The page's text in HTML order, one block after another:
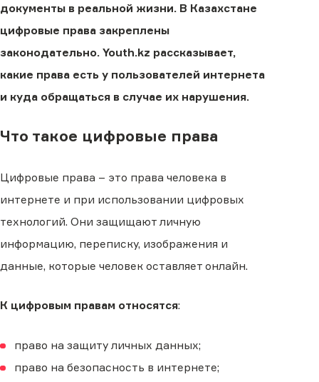
документы в реальной жизни. В Казахстане
цифровые права закреплены
законодательно. Youth.kz рассказывает,
какие права есть у пользователей интернета
и куда обращаться в случае их нарушения.
Что такое цифровые права
Цифровые права – это права человека в
интернете и при использовании цифровых
технологий. Они защищают личную
информацию, переписку, изображения и
данные, которые человек оставляет онлайн.
К цифровым правам относятся:
право на защиту личных данных;
право на безопасность в интернете;